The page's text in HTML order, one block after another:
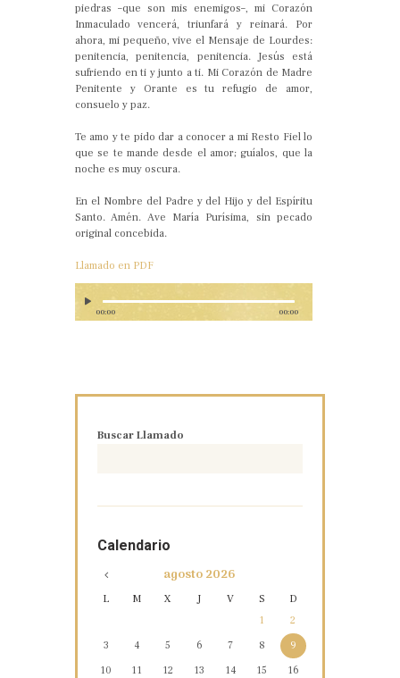
piedras –que son mis enemigos–, mi Corazón
Inmaculado vencerá, triunfará y reinará. Por
ahora, mi pequeño, vive el Mensaje de Lourdes:
penitencia, penitencia, penitencia. Jesús está
sufriendo en ti y junto a ti. Mi Corazón de Madre
Penitente y Orante es tu refugio de amor,
consuelo y paz.
Te amo y te pido dar a conocer a mi Resto Fiel lo
que se te mande desde el amor; guíalos, que la
noche es muy oscura.
En el Nombre del Padre y del Hijo y del Espíritu
Santo. Amén. Ave María Purísima, sin pecado
original concebida.
Llamado en PDF
00:00 00:00
Buscar Llamado
Calendario
agosto2026
L M X J V S
D
1
2
3
4 5 6 7 8
9
10
11 12 13 14 15
16